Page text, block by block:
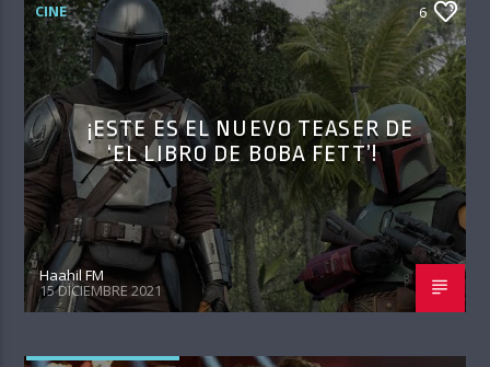
CINE 6
¡ESTE ES EL NUEVO TEASER DE
‘EL LIBRO DE BOBA FETT’!
Haahil FM
15 DICIEMBRE 2021